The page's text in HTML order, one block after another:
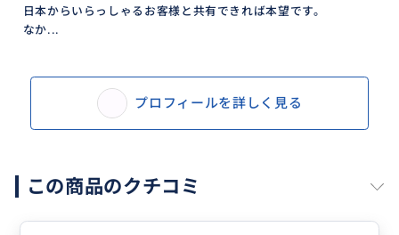
日本からいらっしゃるお客様と共有できれば本望です。
なか...
プロフィールを詳しく見る
この商品のクチコミ